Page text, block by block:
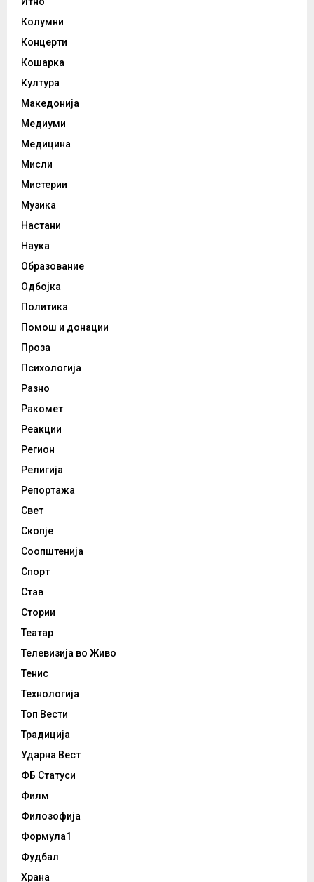
Колумни
Концерти
Кошарка
Култура
Македонија
Медиуми
Медицина
Мисли
Мистерии
Музика
Настани
Наука
Образование
Одбојка
Политика
Помош и донации
Проза
Психологија
Разно
Ракомет
Реакции
Регион
Религија
Репортажа
Свет
Скопје
Соопштенија
Спорт
Став
Стории
Театар
Телевизија во Живо
Тенис
Технологија
Топ Вести
Традиција
Ударна Вест
ФБ Статуси
Филм
Филозофија
Формула1
Фудбал
Храна